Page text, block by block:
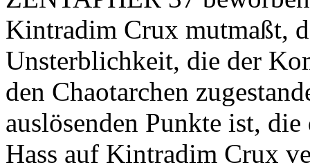
Kintradim Crux mutmaßt,
Unsterblichkeit, die der
den Chaotarchen
auslösenden Punkte ist,
Hass auf Kintradim Crux